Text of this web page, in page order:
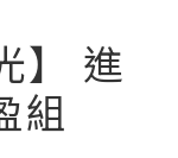
】 進
組